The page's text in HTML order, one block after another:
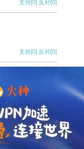
支持[0] 反对[0]
支持[0] 反对[0]